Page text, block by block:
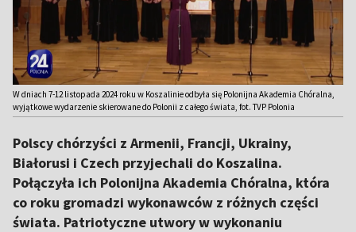
W dniach 7-12 listopada 2024 roku w Koszalinie odbyła się Polonijna Akademia Chóralna,
wyjątkowe wydarzenie skierowane do Polonii z całego świata, fot. TVP Polonia
Polscy chórzyści z Armenii, Francji, Ukrainy,
Białorusi i Czech przyjechali do Koszalina.
Połączyła ich Polonijna Akademia Chóralna, która
co roku gromadzi wykonawców z różnych części
świata. Patriotyczne utwory w wykonaniu